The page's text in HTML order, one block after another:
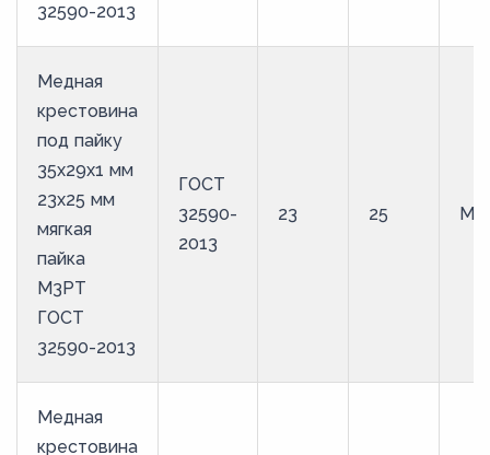
32590-2013
Медная
крестовина
под пайку
35х29х1 мм
23х25 мм
мягкая
пайка
М3РТ
ГОСТ
32590-2013
ГОСТ
32590-
2013
23 25
Медная
крестовина